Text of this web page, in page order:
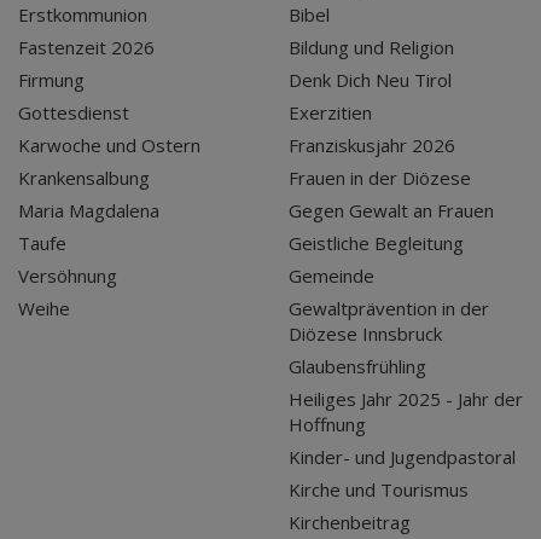
Erstkommunion
Fastenzeit 2026
Firmung
Gottesdienst
Karwoche und Ostern
Krankensalbung
Maria Magdalena
Taufe
Versöhnung
Weihe
Bibel
Bildung und Religion
Denk Dich Neu Tirol
Exerzitien
Franziskusjahr 2026
Frauen in der Diözese
Gegen Gewalt an Frauen
Geistliche Begleitung
Gemeinde
Gewaltprävention in der
Diözese Innsbruck
Glaubensfrühling
Heiliges Jahr 2025 - Jahr der
Hoffnung
Kinder- und Jugendpastoral
Kirche und Tourismus
Kirchenbeitrag